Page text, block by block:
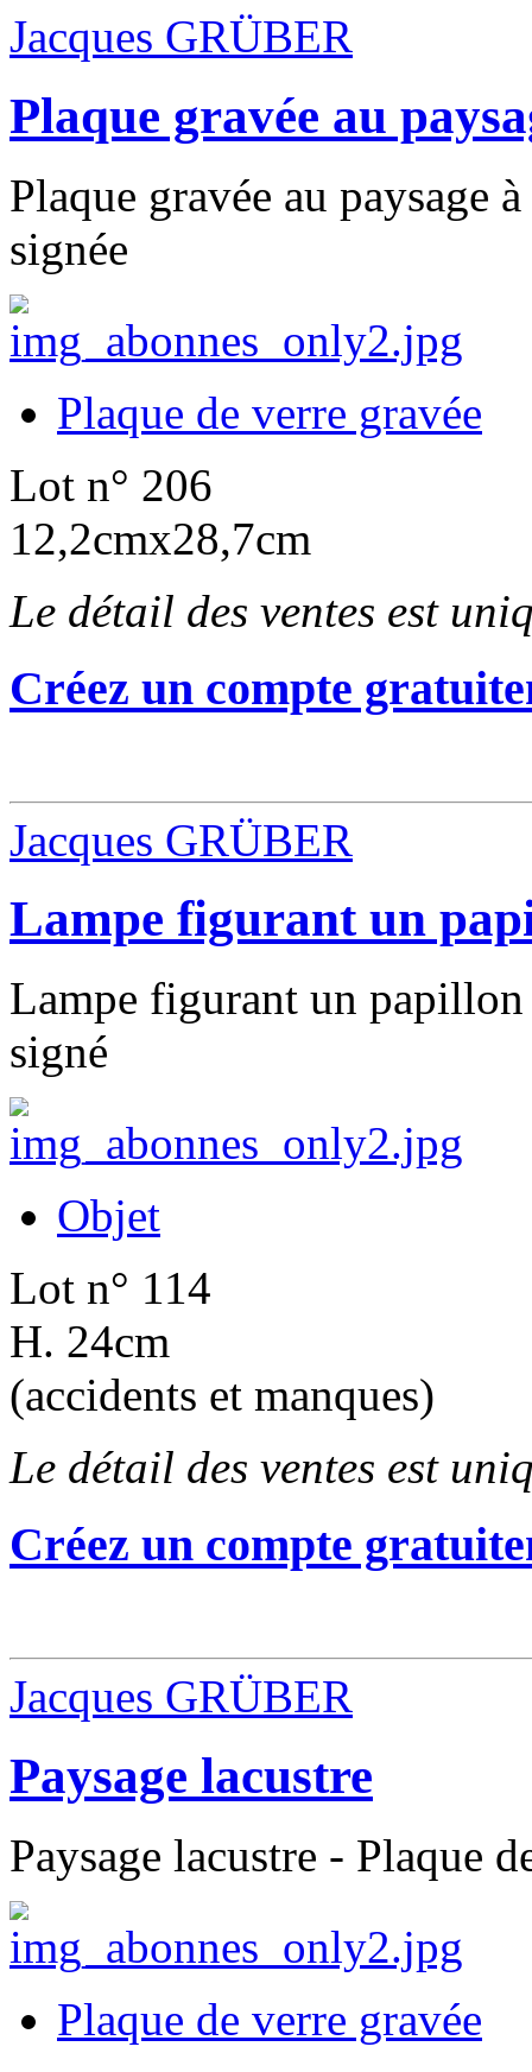
Jacques GRÜBER
Plaque gravée au
Plaque gravée au paysage
signée
Plaque de verre gravée
Lot n° 206
12,2cmx28,7cm
Le détail des ventes est
Créez un compte
Jacques GRÜBER
Lampe figurant un
Lampe figurant un
signé
Objet
Lot n° 114
H. 24cm
(accidents et manques)
Le détail des ventes est
Créez un compte
Jacques GRÜBER
Paysage lacustre
Paysage lacustre - Plaque
Plaque de verre gravée